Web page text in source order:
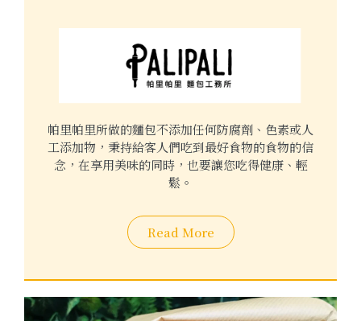
帕里帕里所做的麵包不添加任何防腐劑、色素或人
工添加物，秉持給客人們吃到最好食物的食物的信
念，在享用美味的同時，也要讓您吃得健康、輕
鬆。
Read More